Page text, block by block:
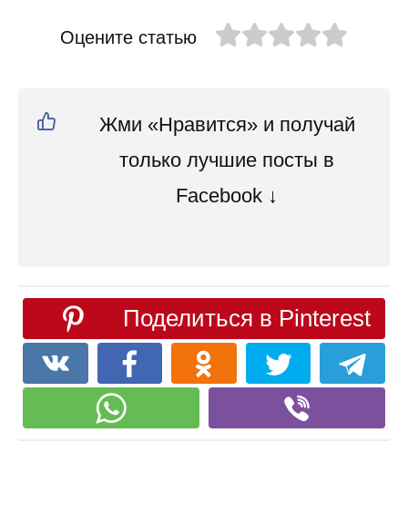
Оцените статью
Жми «Нравится» и получай
только лучшие посты в
Facebook ↓
Поделиться в Pinterest